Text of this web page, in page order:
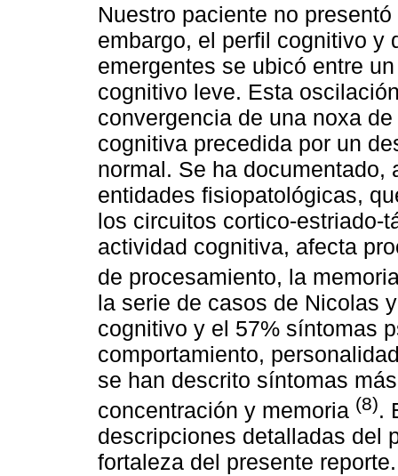
Nuestro paciente no
embargo, el perfil cognitivo y
emergentes se ubicó entre
cognitivo leve. Esta
convergencia de una noxa
cognitiva precedida por un
normal. Se ha
entidades fisiopatológicas,
los circuitos cortico-estriado-
actividad cognitiva, afecta
de procesamiento, la
la serie de casos de Nicolas
cognitivo y el 57% síntomas
comportamiento,
se han descrito síntomas
concentración y memoria (8).
descripciones detalladas del
fortaleza del presente reporte.